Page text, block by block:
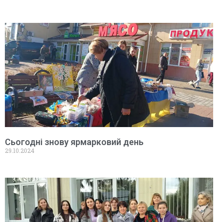
Сьогодні знову ярмарковий день
29.10.2024